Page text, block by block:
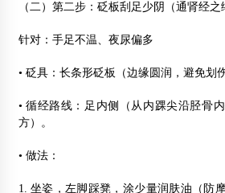
（二）第二步：砭板刮足少阴（通肾经之
针对：手足不温、夜尿偏多
• 砭具：长条形砭板（边缘圆润，避免划伤
• 循经路线：足内侧（从内踝尖沿胫骨
方）。
• 做法：
1. 坐姿，左脚踩凳，涂少量润肤油（防